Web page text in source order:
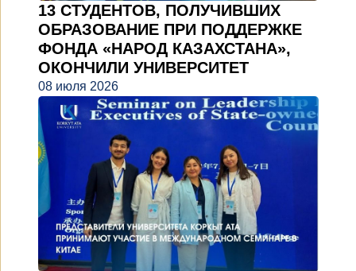
13 СТУДЕНТОВ, ПОЛУЧИВШИХ
ОБРАЗОВАНИЕ ПРИ ПОДДЕРЖКЕ
ФОНДА «НАРОД КАЗАХСТАНА»,
ОКОНЧИЛИ УНИВЕРСИТЕТ
08 июля 2026